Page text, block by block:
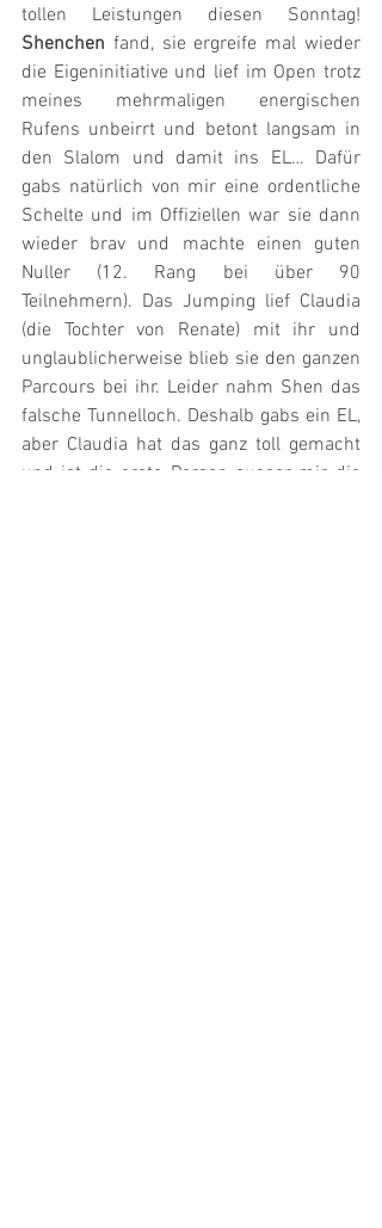
Shenchen fand, sie ergreife mal wieder
die Eigeninitiative und lief im Open trotz
meines mehrmaligen energischen
Rufens unbeirrt und betont langsam in
den Slalom und damit ins EL… Dafür
gabs natürlich von mir eine ordentliche
Schelte und im Offiziellen war sie dann
wieder brav und machte einen guten
Nuller (12. Rang bei über 90
Teilnehmern). Das Jumping lief Claudia
(die Tochter von Renate) mit ihr und
unglaublicherweise blieb sie den ganzen
Parcours bei ihr. Leider nahm Shen das
falsche Tunnelloch. Deshalb gabs ein EL,
aber Claudia hat das ganz toll gemacht
und ist die erste Person ausser mir, die